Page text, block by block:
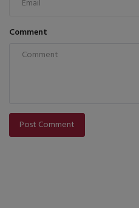
Comment
Post Comment